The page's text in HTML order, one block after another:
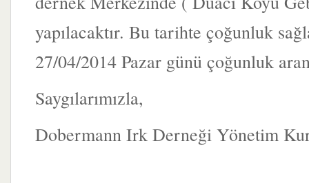
yapılacaktır. Bu tarihte çoğunluk
27/04/2014 Pazar günü çoğunluk
Saygılarımızla,
Dobermann Irk Derneği Yönetim